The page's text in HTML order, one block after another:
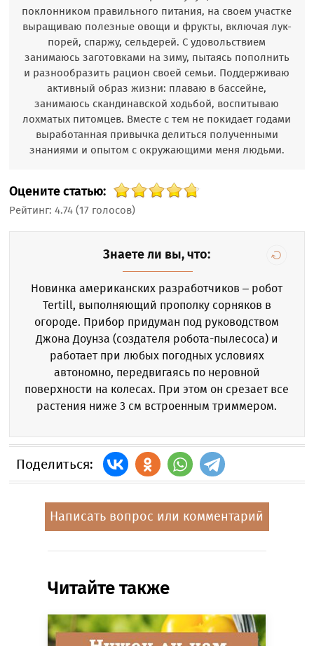
поклонником правильного питания, на своем участке
выращиваю полезные овощи и фрукты, включая лук-
порей, спаржу, сельдерей. С удовольствием
занимаюсь заготовками на зиму, пытаясь пополнить
и разнообразить рацион своей семьи. Поддерживаю
активный образ жизни: плаваю в бассейне,
занимаюсь скандинавской ходьбой, воспитываю
лохматых питомцев. Вместе с тем не покидает годами
выработанная привычка делиться полученными
знаниями и опытом с окружающими меня людьми.
Оцените статью:
Рейтинг:4.74 (17 голосов)
Знаете ли вы, что:
Новинка американских разработчиков – робот
Tertill, выполняющий прополку сорняков в
огороде. Прибор придуман под руководством
Джона Доунза (создателя робота-пылесоса) и
работает при любых погодных условиях
автономно, передвигаясь по неровной
поверхности на колесах. При этом он срезает все
растения ниже 3 см встроенным триммером.
Поделиться:
Написать вопрос или комментарий
Читайте также